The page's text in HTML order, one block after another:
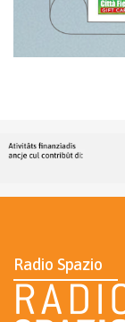
Radio Spazio